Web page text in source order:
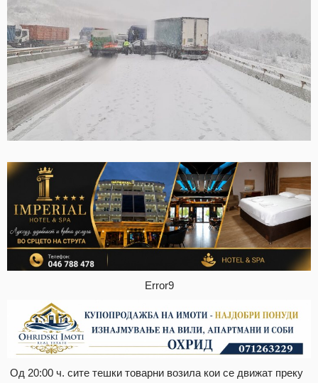
Error9
Од 20:00 ч. сите тешки товарни возила кои се движат преку